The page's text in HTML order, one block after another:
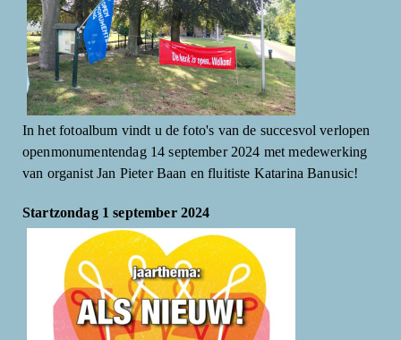
In het fotoalbum vindt u de foto's van de succesvol verlopen
openmonumentendag 14 september 2024 met medewerking
van organist Jan Pieter Baan en fluitiste Katarina Banusic!
Startzondag 1 september 2024